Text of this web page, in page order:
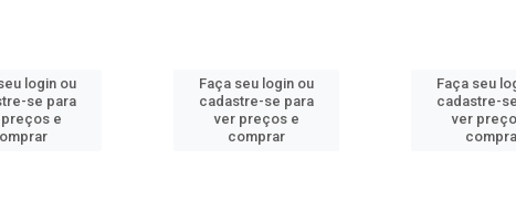
login ou
se para
e
Faça seu login ou
cadastre-se para
ver preços e
comprar
Faça seu
cadastre-
ver